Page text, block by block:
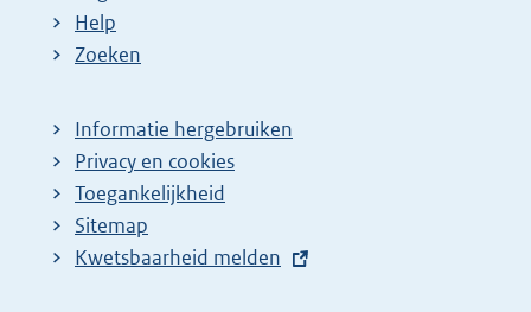
Help
Zoeken
Informatie hergebruiken
Privacy en cookies
Toegankelijkheid
Sitemap
E
Kwetsbaarheid melden